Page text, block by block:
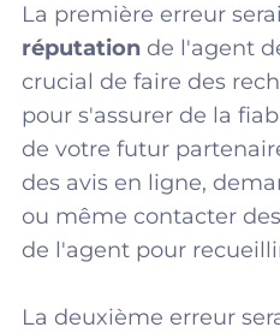
La première erreur
réputation de l'agent
crucial de faire des
pour s'assurer de la
de votre futur
des avis en ligne,
ou même contacter
de l'agent pour
La deuxième erreur